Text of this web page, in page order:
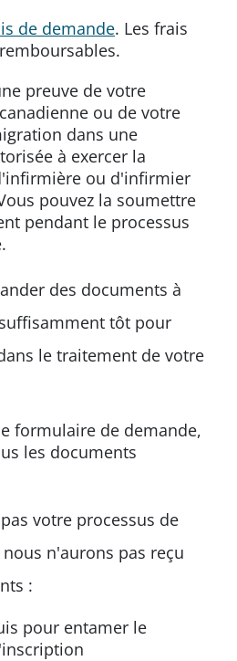
de demande. Les frais
preuve de votre
ou de votre
dans une
à exercer la
ou d'infirmier
pouvez la soumettre
pendant le processus
des documents à
tôt pour
le traitement de votre
formulaire de demande,
les documents
votre processus de
n'aurons pas reçu
:
pour entamer le